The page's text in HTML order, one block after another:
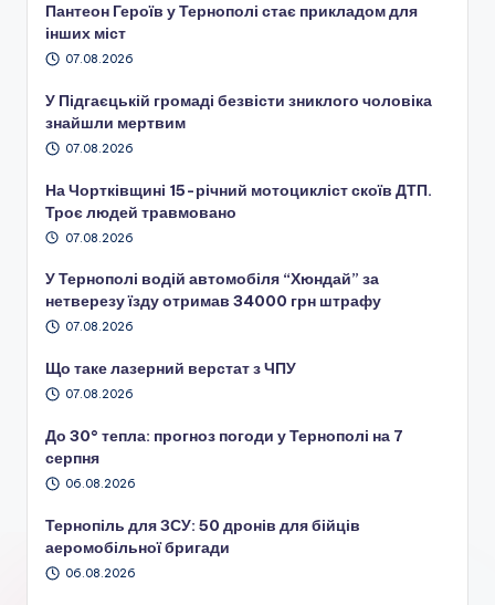
Пантеон Героїв у Тернополі стає прикладом для
інших міст
07.08.2026
У Підгаєцькій громаді безвісти зниклого чоловіка
знайшли мертвим
07.08.2026
На Чортківщині 15-річний мотоцикліст скоїв ДТП.
Троє людей травмовано
07.08.2026
У Тернополі водій автомобіля “Хюндай” за
нетверезу їзду отримав 34000 грн штрафу
07.08.2026
Що таке лазерний верстат з ЧПУ
07.08.2026
До 30° тепла: прогноз погоди у Тернополі на 7
серпня
06.08.2026
Тернопіль для ЗСУ: 50 дронів для бійців
аеромобільної бригади
06.08.2026